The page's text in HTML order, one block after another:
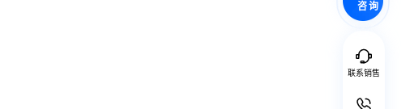
咨询
联系销售